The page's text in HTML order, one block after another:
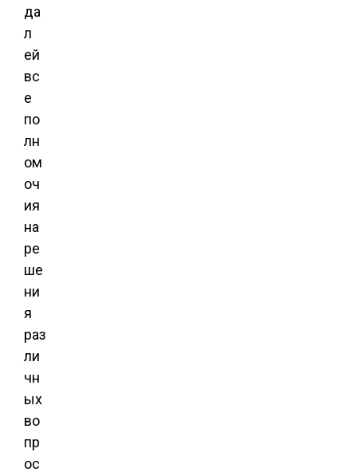
да
л
ей
вс
е
по
лн
ом
оч
ия
на
ре
ше
ни
я
раз
ли
чн
ых
во
пр
ос